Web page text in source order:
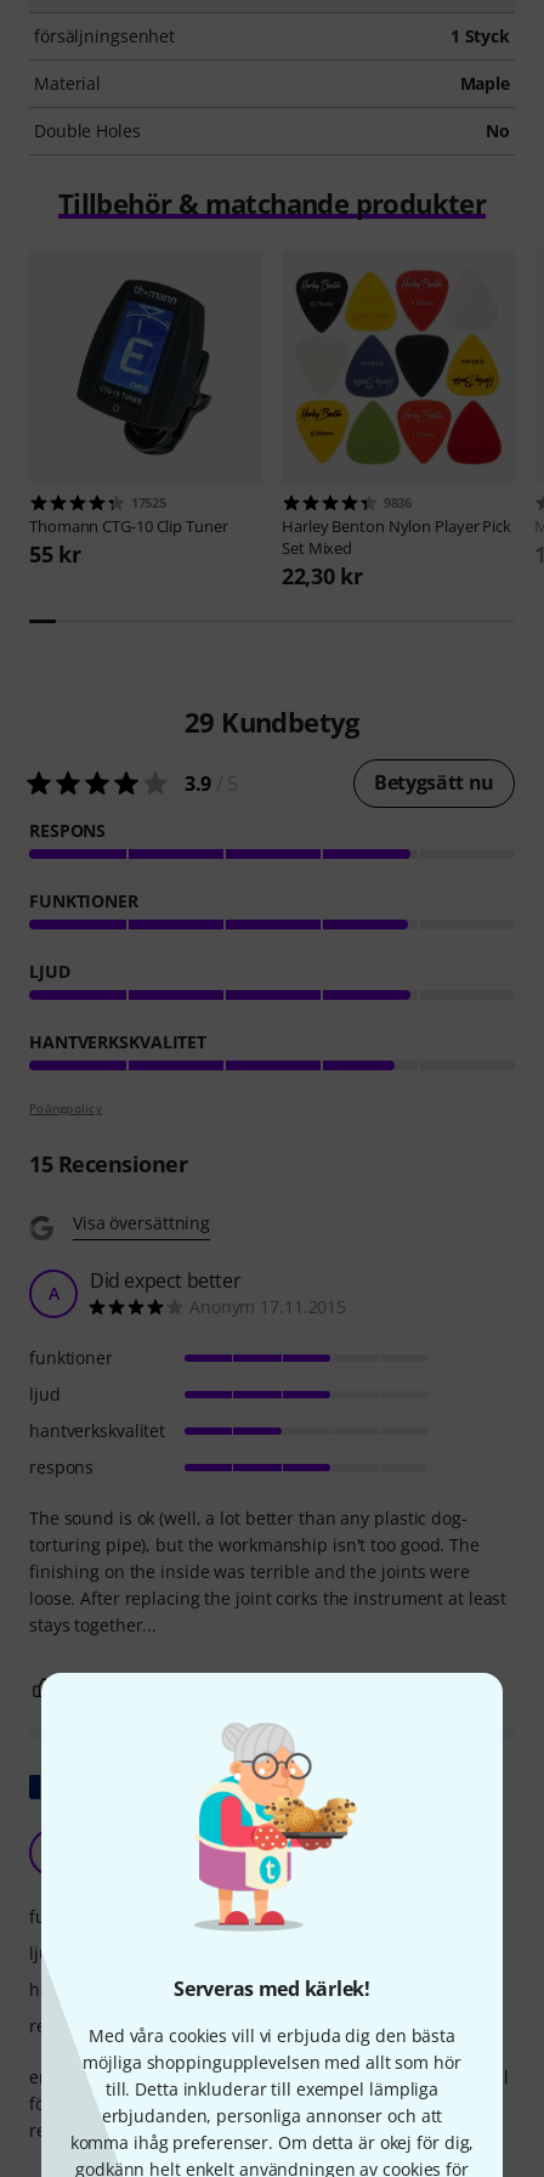
Serveras med kärlek!
Med våra cookies vill vi erbjuda dig den bästa
möjliga shoppingupplevelsen med allt som hör
till. Detta inkluderar till exempel lämpliga
erbjudanden, personliga annonser och att
komma ihåg preferenser. Om detta är okej för dig,
godkänn helt enkelt användningen av cookies för
försäljningsenhet 1 Styck
Material Maple
Double Holes No
Tillbehör & matchande produkter
17525
Thomann CTG-10 Clip Tuner
55 kr
9836
Harley Benton Nylon Player Pick
Set Mixed
22,30 kr
29 Kundbetyg
3.9 Betygsätt nu
RESPONS
FUNKTIONER
LJUD
HANTVERKSKVALITET
Poängpolicy
15Recensioner
Visa översättning
A Did expect better
Anonym 17.11.2015
The sound is ok (well, a lot better than any plastic dog-
torturing pipe), but the workmanship isn't too good. The
finishing on the inside was terrible and the joints were
loose. After replacing the joint corks the instrument at least
stays together...
funktioner
ljud
hantverkskvalitet
respons
Daniel103 26.10.2012
en seriös presentation, kvalitetstillverkning, ett praktiskt fall
för ett första instrument för initiering och fritid att
rekommendera till amatörer av alla slag
funktioner
ljud
hantverkskvalitet
respons